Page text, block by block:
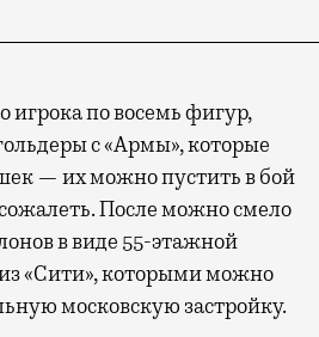
игрока по восемь фигур,
с «Армы», которые
— их можно пустить в бой
После можно смело
в виде 55-этажной
«Сити», которыми можно
московскую застройку.